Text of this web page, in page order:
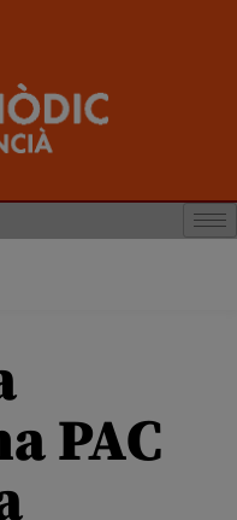
PAC